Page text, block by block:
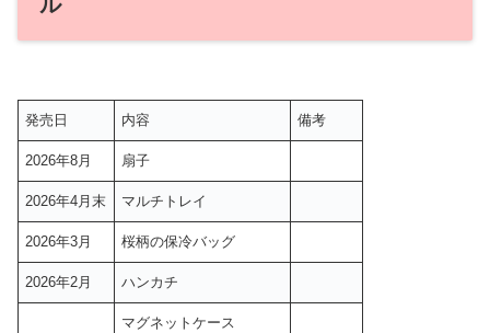
発売日 内容 備考
2026年8月 扇子
2026年4月末 マルチトレイ
2026年3月 桜柄の保冷バッグ
2026年2月 ハンカチ
マグネットケース